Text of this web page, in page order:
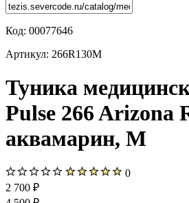
Код: 00077646
Артикул: 266R130M
Туника
Pulse 266 Arizona
аквамарин, M
0
2 700 ₽